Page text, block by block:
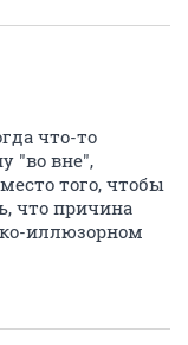
что-то
"во вне",
того, чтобы
что причина
иллюзорном